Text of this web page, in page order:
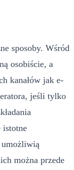
sposoby. Wśród
osobiście, a
kanałów jak e-
jeśli tylko
istotne
umożliwią
można przede